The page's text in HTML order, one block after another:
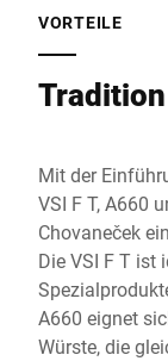
VORTEILE
Mit der
VSI F T, A660
Chovaneček
Die VSI F T ist
A660 eignet
Würste, die